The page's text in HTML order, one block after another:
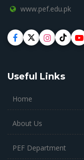
www.pef.edu.pk
Useful Links
Home
About Us
PEF Department